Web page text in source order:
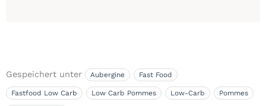
Gespeichert unter Aubergine Fast Food
Fastfood Low Carb Low Carb Pommes Low-Carb Pommes